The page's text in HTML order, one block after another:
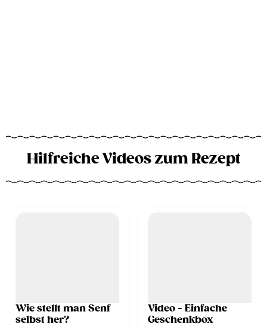
Hilfreiche Videos zum Rezept
Wie stellt man Senf
selbst her?
Video - Einfache
Geschenkbox